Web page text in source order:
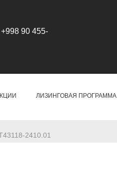
90 455-
ЛИЗИНГОВАЯ ПРОГРАММА
2410.01